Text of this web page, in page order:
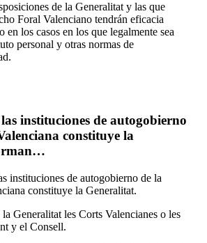
de la Generalitat y las que
Foral Valenciano tendrán eficacia
en los casos en los que legalmente sea
personal y otras normas de
instituciones de autogobierno
constituye la
instituciones de autogobierno de la
constituye la Generalitat.
Generalitat les Corts Valencianes o les
y el Consell.